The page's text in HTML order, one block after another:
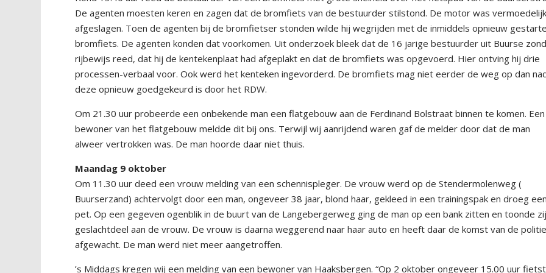
De agenten moesten keren en zagen dat de bromfiets van de bestuurder stilstond. De motor was vermoedelijk
afgeslagen. Toen de agenten bij de bromfietser stonden wilde hij wegrijden met de inmiddels opnieuw gestarte
bromfiets. De agenten konden dat voorkomen. Uit onderzoek bleek dat de 16 jarige bestuurder uit Buurse
rijbewijs reed, dat hij de kentekenplaat had afgeplakt en dat de bromfiets was opgevoerd. Hier ontving hij drie
processen-verbaal voor. Ook werd het kenteken ingevorderd. De bromfiets mag niet eerder de weg op dan
deze opnieuw goedgekeurd is door het RDW.
Om 21.30 uur probeerde een onbekende man een flatgebouw aan de Ferdinand Bolstraat binnen te komen. Een
bewoner van het flatgebouw meldde dit bij ons. Terwijl wij aanrijdend waren gaf de melder door dat de man
alweer vertrokken was. De man hoorde daar niet thuis.
Maandag 9 oktober
Om 11.30 uur deed een vrouw melding van een schennispleger. De vrouw werd op de Stendermolenweg (
Buurserzand) achtervolgt door een man, ongeveer 38 jaar, blond haar, gekleed in een trainingspak en droeg een
pet. Op een gegeven ogenblik in de buurt van de Langebergerweg ging de man op een bank zitten en toonde
geslachtdeel aan de vrouw. De vrouw is daarna weggerend naar haar auto en heeft daar de komst van de politie
afgewacht. De man werd niet meer aangetroffen.
’s Middags kregen wij een melding van een bewoner van Haaksbergen. “Op 2 oktober ongeveer 15.00 uur